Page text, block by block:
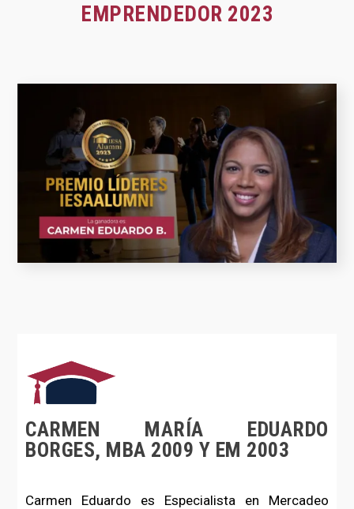
EMPRENDEDOR 2023
CARMEN MARÍA EDUARDO
BORGES, MBA 2009 Y EM 2003
Carmen Eduardo es Especialista en Mercadeo